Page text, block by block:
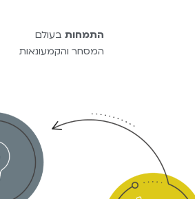
התמחות בעולם
המסחר והקמעונאות